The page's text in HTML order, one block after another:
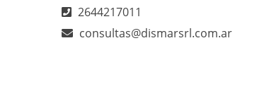
2644217011
consultas@dismarsrl.com.ar